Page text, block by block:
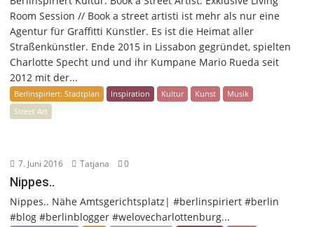
Room Session // Book a street artisti ist mehr als nur eine
Agentur für Graffitti Künstler. Es ist die Heimat aller
Straßenkünstler. Ende 2015 in Lissabon gegründet, spielten
Charlotte Specht und und ihr Kumpane Mario Rueda seit
2012 mit der...
Berlinspiriert: Stadtplan Inspiration Kultur Kunst
Musik
Street Art
7. Juni 2016 Tatjana 0
Nippes..
Nippes.. Nähe Amtsgerichtsplatz| #berlinspiriert #berlin
#blog #berlinblogger #welovecharlottenburg...